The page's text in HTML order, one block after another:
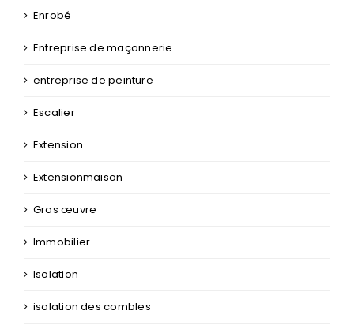
Enrobé
Entreprise de maçonnerie
entreprise de peinture
Escalier
Extension
Extensionmaison
Gros œuvre
Immobilier
Isolation
isolation des combles